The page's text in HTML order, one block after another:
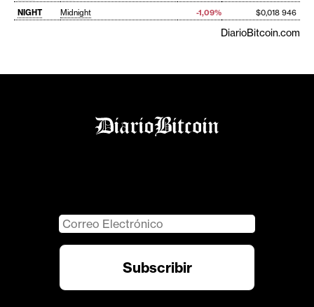
NIGHT
Midnight -1,09% $0,018 946
DiarioBitcoin.com